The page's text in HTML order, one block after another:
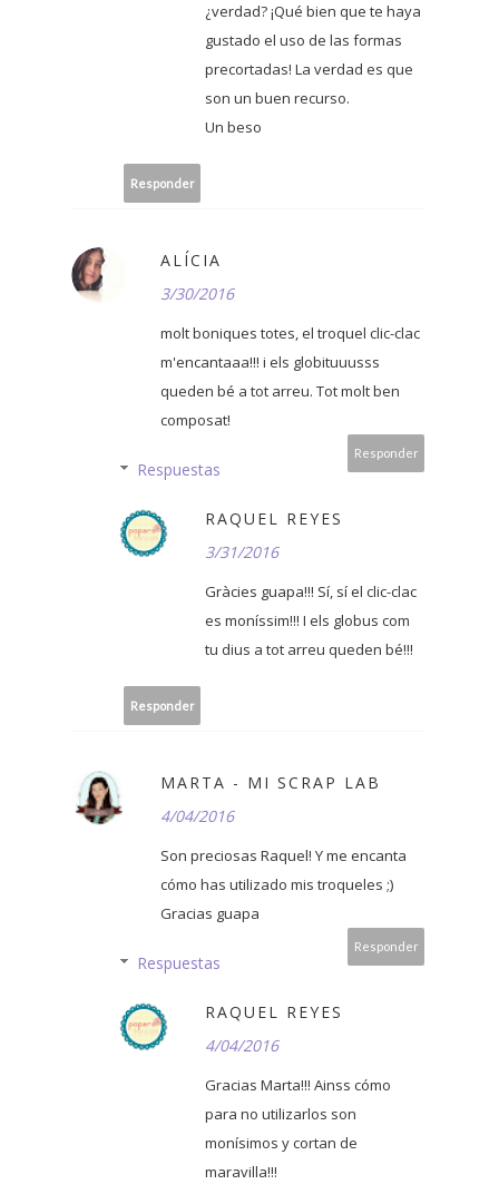
¿verdad? ¡Qué bien que te haya
gustado el uso de las formas
precortadas! La verdad es que
son un buen recurso.
Un beso
Responder
ALÍCIA
3/30/2016
molt boniques totes, el troquel clic-clac
m'encantaaa!!! i els globituuusss
queden bé a tot arreu. Tot molt ben
composat!
Responder
Respuestas
RAQUEL REYES
3/31/2016
Gràcies guapa!!! Sí, sí el clic-clac
es moníssim!!! I els globus com
tu dius a tot arreu queden bé!!!
Responder
MARTA - MI SCRAP LAB
4/04/2016
Son preciosas Raquel! Y me encanta
cómo has utilizado mis troqueles ;)
Gracias guapa
Responder
Respuestas
RAQUEL REYES
4/04/2016
Gracias Marta!!! Ainss cómo
para no utilizarlos son
monísimos y cortan de
maravilla!!!